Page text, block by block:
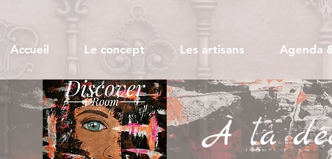
Accueil Le concept Les artisans Agenda
À la